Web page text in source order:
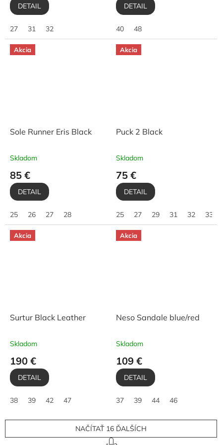
DETAIL
27 31 32
DETAIL
40 48
Akcia
Sole Runner Eris Black
Skladom
85 €
DETAIL
25 26 27 28
Akcia
Puck 2 Black
Skladom
75 €
DETAIL
25 27 29 31 32 33
Akcia
Surtur Black Leather
Skladom
190 €
DETAIL
38 39 42 47
Akcia
Neso Sandale blue/red
Skladom
109 €
DETAIL
37 39 44 46
NAČÍTAŤ 16 ĎALŠÍCH
S